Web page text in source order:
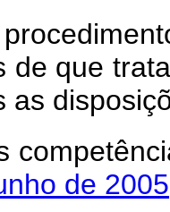
de que
as
de 2005